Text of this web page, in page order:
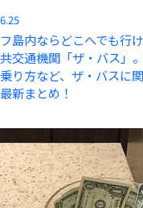
島内ならどこへでも行け
交通機関「ザ・バス」
り方など、ザ・バスに
新まとめ！